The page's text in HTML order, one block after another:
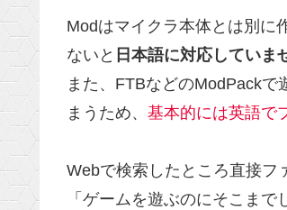
Modはマイクラ本体とは別に
ないと 日本語に対応していま
また、FTBなどのModPack
まうため、 基本的には英語で
Webで検索したところ直接フ
「ゲームを遊ぶのにそこま